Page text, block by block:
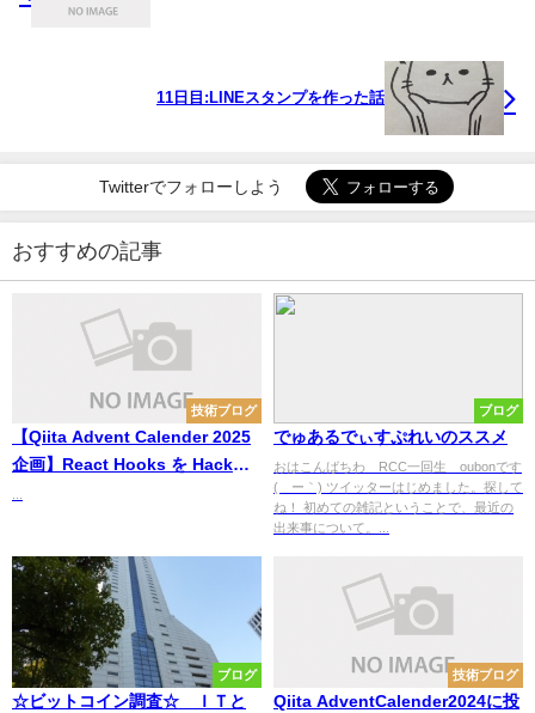
11日目:LINEスタンプを作った話
Twitterでフォローしよう
おすすめの記事
技術ブログ
【Qiita Advent Calender 2025
企画】React Hooks を Hackし
...
ブログ
でゅあるでぃすぷれいのススメ
おはこんばちわ RCC一回生 oubonです
(´ー｀) ツイッターはじめました。探して
ね！ 初めての雑記ということで、最近の
出来事について。...
ブログ
☆ビットコイン調査☆ ＩＴと
技術ブログ
Qiita AdventCalender2024に投